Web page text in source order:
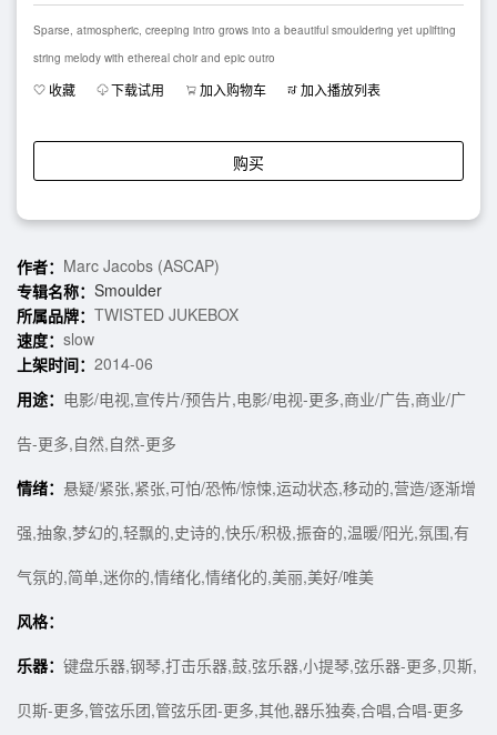
Sparse, atmospheric, creeping intro grows into a beautiful smouldering yet uplifting
string melody with ethereal choir and epic outro
收藏 下载试用 加入购物车 加入播放列表
购买
作者： Marc Jacobs (ASCAP)
专辑名称： Smoulder
所属品牌： TWISTED JUKEBOX
速度： slow
上架时间： 2014-06
用途： 电影/电视,宣传片/预告片,电影/电视-更多,商业/广告,商业/广
告-更多,自然,自然-更多
情绪： 悬疑/紧张,紧张,可怕/恐怖/惊悚,运动状态,移动的,营造/逐渐增
强,抽象,梦幻的,轻飘的,史诗的,快乐/积极,振奋的,温暖/阳光,氛围,有
气氛的,简单,迷你的,情绪化,情绪化的,美丽,美好/唯美
风格：
乐器： 键盘乐器,钢琴,打击乐器,鼓,弦乐器,小提琴,弦乐器-更多,贝斯,
贝斯-更多,管弦乐团,管弦乐团-更多,其他,器乐独奏,合唱,合唱-更多